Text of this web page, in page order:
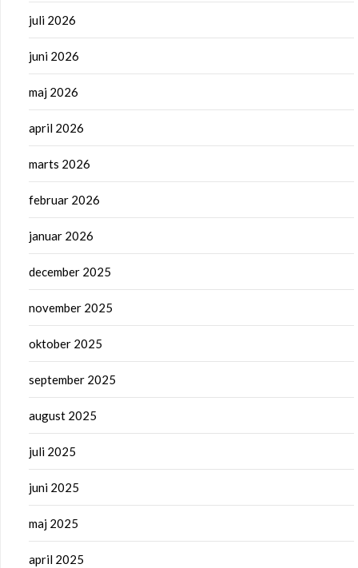
juli 2026
juni 2026
maj 2026
april 2026
marts 2026
februar 2026
januar 2026
december 2025
november 2025
oktober 2025
september 2025
august 2025
juli 2025
juni 2025
maj 2025
april 2025